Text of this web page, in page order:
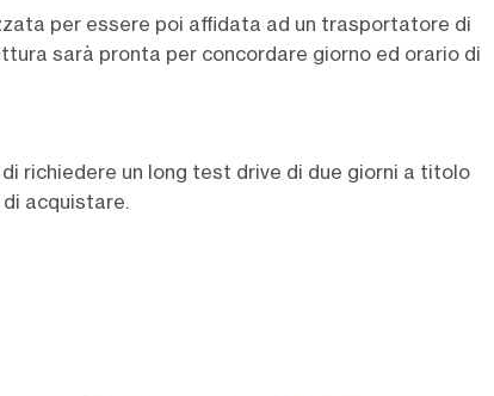
per essere poi affidata ad un trasportatore di
sarà pronta per concordare giorno ed orario di
richiedere un long test drive di due giorni a titolo
acquistare.